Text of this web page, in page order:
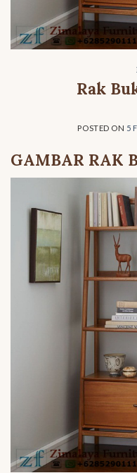
Rak
POSTED ON 5
GAMBAR RAK